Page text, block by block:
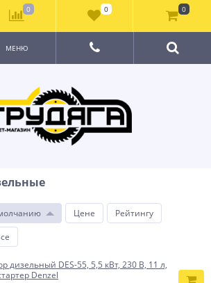
МЕНЮ
Цене
Рейтингу
дизельный DES-55, 5,5 кВт, 230 В, 11 л,
Denzel
0 0 0